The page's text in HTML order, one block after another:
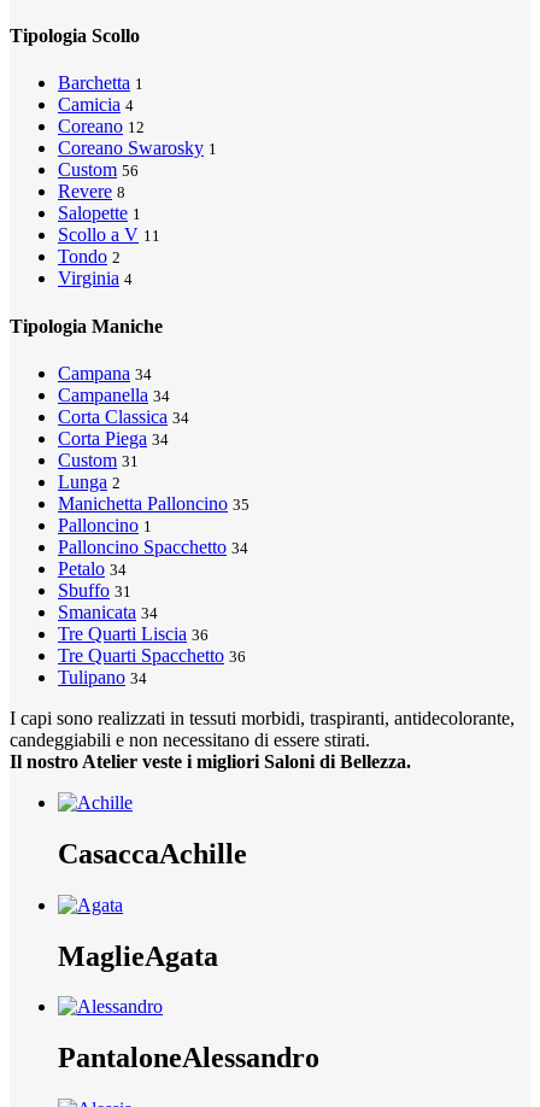
Tipologia Scollo
Barchetta 1
Camicia 4
Coreano 12
Coreano Swarosky 1
Custom 56
Revere 8
Salopette 1
Scollo a V 11
Tondo 2
Virginia 4
Tipologia Maniche
Campana 34
Campanella 34
Corta Classica 34
Corta Piega 34
Custom 31
Lunga 2
Manichetta Palloncino 35
Palloncino 1
Palloncino Spacchetto 34
Petalo 34
Sbuffo 31
Smanicata 34
Tre Quarti Liscia 36
Tre Quarti Spacchetto 36
Tulipano 34
I capi sono realizzati in tessuti morbidi, traspiranti, antidecolorante,
candeggiabili e non necessitano di essere stirati.
Il nostro Atelier veste i migliori Saloni di Bellezza.
CasaccaAchille
MaglieAgata
PantaloneAlessandro